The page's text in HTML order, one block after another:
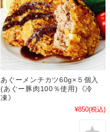
あぐーメンチカツ60g×５個入
(あぐー豚肉100％使用)《冷
凍》
¥850(税込)